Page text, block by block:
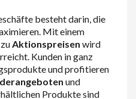
besteht darin, die
Mit einem
zuAktionspreisen wird
Kunden in ganz
und profitieren
und
Produkte sind